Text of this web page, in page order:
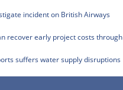
incident on British Airways
recover early project costs through
suffers water supply disruptions